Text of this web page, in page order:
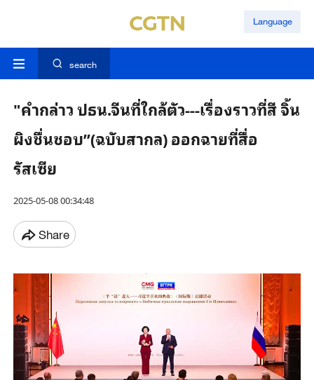
Language
search
"คำกล่าว ปธน.จีนที่ใกล้ตัว---เรื่องราวที่สี จิ้น
ผิงชื่นชอบ”(ฉบับสากล) ออกฉายที่สื่อ
รัสเซีย
2025-05-08 00:34:48
Share